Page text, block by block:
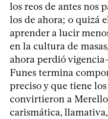
los reos de antes nos
los de ahora; o quizá
aprender a lucir
en la cultura de
ahora perdió
Funes termina
preciso y que tiene
convirtieron a
carismática,